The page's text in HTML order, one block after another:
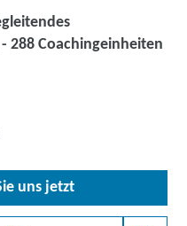
288 Coachingeinheiten
uns jetzt